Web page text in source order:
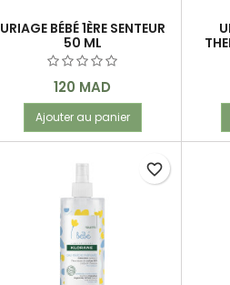
URIAGE BÉBÉ 1ÈRE SENTEUR
50 ML
Prix
120 MAD
Ajouter au panier
favorite_border